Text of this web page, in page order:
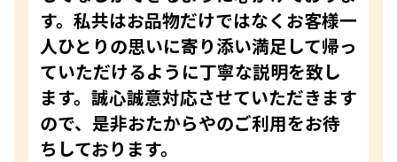
す。私共はお品物だけではなくお客様一
人ひとりの思いに寄り添い満足して帰っ
ていただけるように丁寧な説明を致し
ます。誠心誠意対応させていただきます
ので、是非おたからやのご利用をお待
ちしております。